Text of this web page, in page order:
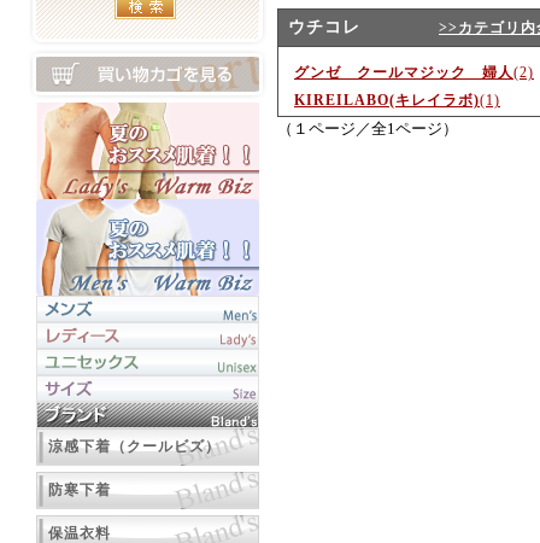
涼感下着（クールビズ）
防寒下着
保温衣料
ウチコレ >>カテゴリ内
グンゼ クールマジック 婦人 (2)
KIREILABO(キレイラボ)(1)
（１ページ／全1ページ）